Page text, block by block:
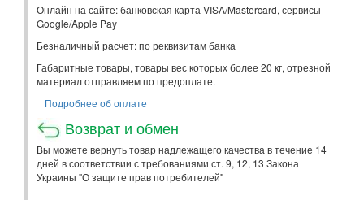
Онлайн на сайте: банковская карта VISA/Mastercard, сервисы
Google/Apple Pay
Безналичный расчет: по реквизитам банка
Габаритные товары, товары вес которых более 20 кг, отрезной
материал отправляем по предоплате.
Подробнее об оплате
Возврат и обмен
Вы можете вернуть товар надлежащего качества в течение 14
дней в соответствии с требованиями ст. 9, 12, 13 Закона
Украины "О защите прав потребителей"